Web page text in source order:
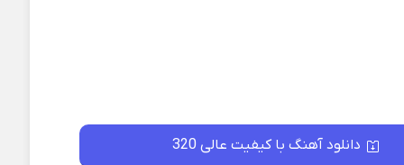
دانلود آهنگ با کیفیت عالی 320